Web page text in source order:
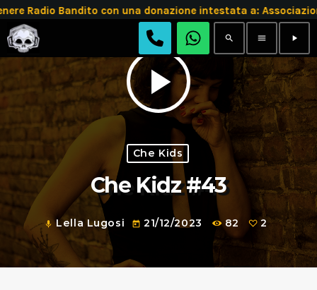
Bandito con una donazione intestata a: Associazione
search menu play_arrow
play_arrow
Che Kids
Che Kidz #43
mic Lella Lugosi today 21/12/2023 82 2